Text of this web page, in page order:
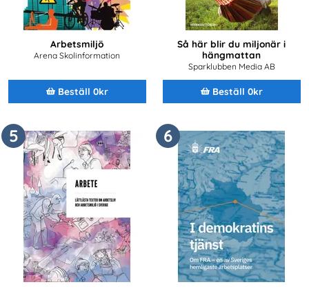
Arbetsmiljö
Arena Skolinformation
Beställ 0kr
Så här blir du miljonär i
hängmattan
Sparklubben Media AB
Beställ 0kr
5 6